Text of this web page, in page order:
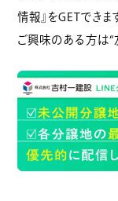
情報』をGETできま
ご興味のある方は“